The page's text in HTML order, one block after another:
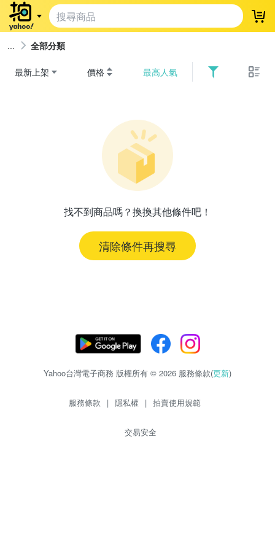
登
全部分類
最新上架 價格 最高人氣
找不到商品嗎？換換其他條件吧！
清除條件再搜尋
Yahoo台灣電子商務 版權所有 © 2026 服務條款(更新)
服務條款 | 隱私權 | 拍賣使用規範
交易安全